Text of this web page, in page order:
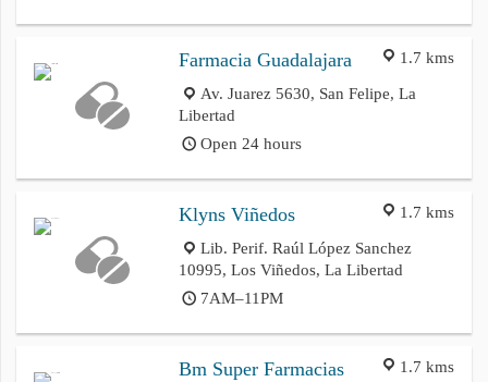
1.7 kms
Farmacia Guadalajara
Av. Juarez 5630, San Felipe, La
Libertad
Open 24 hours
1.7 kms
Klyns Viñedos
Lib. Perif. Raúl López Sanchez
10995, Los Viñedos, La Libertad
7AM–11PM
1.7 kms
Bm Super Farmacias